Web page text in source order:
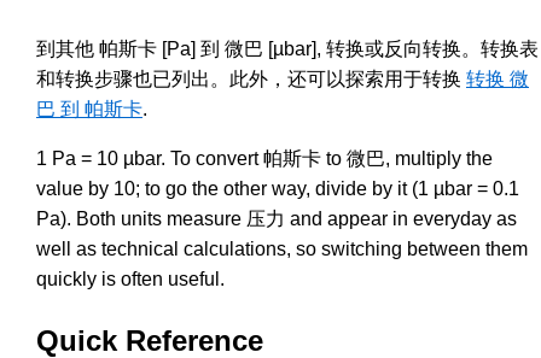
到其他 帕斯卡 [Pa] 到 微巴 [µbar], 转换或反向转换。转换表
和转换步骤也已列出。此外，还可以探索用于转换 转换 微
巴 到 帕斯卡.
1 Pa = 10 µbar. To convert 帕斯卡 to 微巴, multiply the
value by 10; to go the other way, divide by it (1 µbar = 0.1
Pa). Both units measure 压力 and appear in everyday as
well as technical calculations, so switching between them
quickly is often useful.
Quick Reference